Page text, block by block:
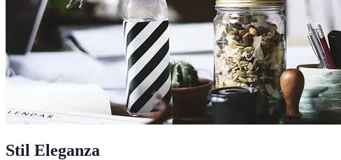
Stil Eleganza